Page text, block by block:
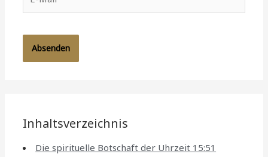
Mail*
Inhaltsverzeichnis
Die spirituelle Botschaft der Uhrzeit 15:51